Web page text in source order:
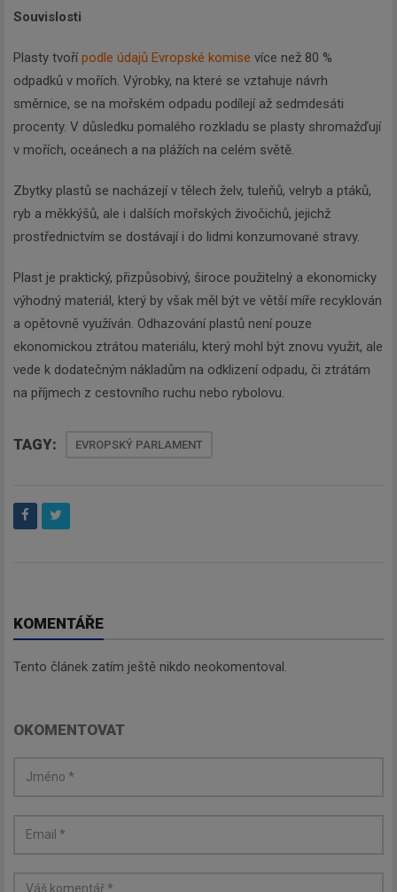
Souvislosti
Plasty tvořípodle údajů Evropské komise více než 80 %
odpadků v mořích. Výrobky, na které se vztahuje návrh
směrnice, se na mořském odpadu podílejí až sedmdesáti
procenty. V důsledku pomalého rozkladu se plasty shromažďují
v mořích, oceánech a na plážích na celém světě.
Zbytky plastů se nacházejí v tělech želv, tuleňů, velryb a ptáků,
ryb a měkkýšů, ale i dalších mořských živočichů, jejichž
prostřednictvím se dostávají i do lidmi konzumované stravy.
Plast je praktický, přizpůsobivý, široce použitelný a ekonomicky
výhodný materiál, který by však měl být ve větší míře recyklován
a opětovně využíván. Odhazování plastů není pouze
ekonomickou ztrátou materiálu, který mohl být znovu využit, ale
vede k dodatečným nákladům na odklizení odpadu, či ztrátám
na příjmech z cestovního ruchu nebo rybolovu.
TAGY: EVROPSKÝ PARLAMENT
KOMENTÁŘE
Tento článek zatím ještě nikdo neokomentoval.
OKOMENTOVAT